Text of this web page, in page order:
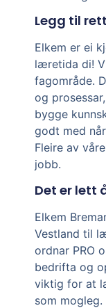
Legg til
Elkem er ei
læretida di!
fagområde.
og
bygge
godt med
Fleire av
jobb.
Det er lett
Elkem
Vestland til
ordnar PRO
bedrifta og
viktig for at
som